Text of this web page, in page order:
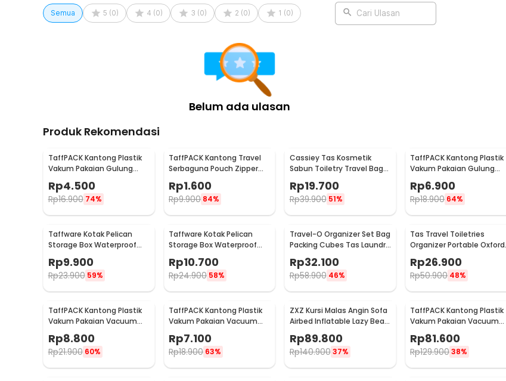
selimut, atau bahkan bed cover. Agar lebih efektif, pilih ukuran kantong yang sesuai dengan
kebutuhan Anda. Penyimpanan pun jadi lebih ringkas dengan ukuran yang pas.
Rincian yang Anda dapatkan untuk pembelian produk ini:
1 x TaffPACK Kantong Plastik Vakum Pakaian Multifungsi Vacuum Bag - TF-100
Semua 5 (0) 4 (0) 3 (0) 2 (0) 1 (0) Cari Ulasan
Belum ada ulasan
Produk Rekomendasi
TaffPACK Kantong Plastik
Vakum Pakaian Gulung
TR028
Rp4.500
Rp16.900 74%
TaffPACK Kantong Travel
Serbaguna Pouch Zipper
Organizer 1 PCS - CC-003
Rp1.600
Rp9.900 84%
Cassiey Tas Kosmetik
Sabun Toiletry Travel Bag
Rp19.700
Rp39.900 51%
TaffPACK Kantong Plastik
Vakum Pakaian Gulung
Manual 1 PCS 39.5x60cm -
VB-70
Rp6.900
Rp18.900 64%
Taffware Kotak Pelican
Storage Box Waterproof
- G10/J020
Rp9.900
Rp23.900 59%
Taffware Kotak Pelican
Storage Box Waterproof
- G10/J020
Rp10.700
Rp24.900 58%
Travel-O Organizer Set Bag
Packing Cubes Tas Laundry
Multi Size 6 PCS - BIB-610
Rp32.100
Rp58.900 46%
Tas Travel Toiletries
Organizer Portable Oxford
Waterproof - F119
Rp26.900
Rp50.900 48%
TaffPACK Kantong Plastik
Vakum Pakaian Vacuum
Compression Bag 1 PCS
60x80cm - YK-1000
Rp8.800
Rp21.900 60%
TaffPACK Kantong Plastik
Vakum Pakaian Vacuum
50x70cm - YK-1000
Rp7.100
Rp18.900 63%
ZXZ Kursi Malas Angin Sofa
Airbed Inflatable Lazy Bean
Bag 230x70cm - LZ081
Rp89.800
Rp140.900 37%
TaffPACK Kantong Plastik
Vakum Pakaian Vacuum
Bag 10 PCS Hand Pump -
SN09109
Rp81.600
Rp129.90038%